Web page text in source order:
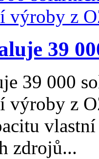
39
39 000
výroby z
zdrojů...